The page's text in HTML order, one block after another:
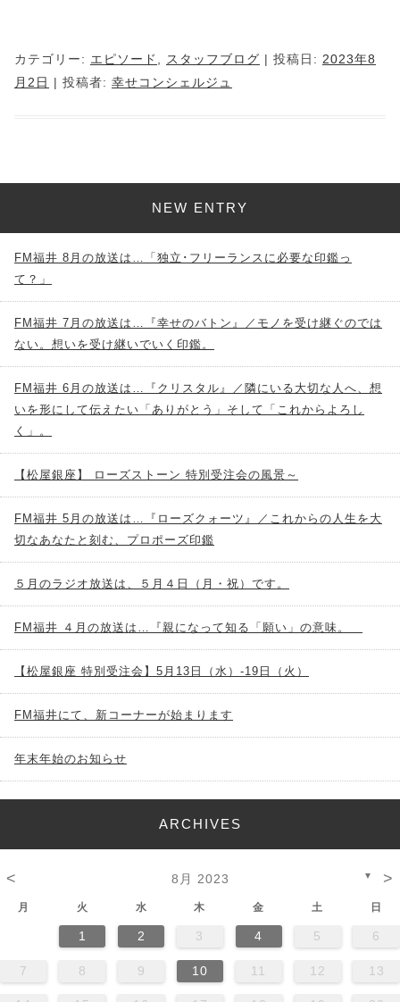
カテゴリー: エピソード スタッフブログ | 投稿日: 2023年8
月2日 | 投稿者: 幸せコンシェルジュ
NEW ENTRY
FM福井 8月の放送は…「独立･フリーランスに必要な印鑑っ
て？」
FM福井 7月の放送は…『幸せのバトン』／モノを受け継ぐのでは
ない。想いを受け継いでいく印鑑。
FM福井 6月の放送は…『クリスタル』／隣にいる大切な人へ、想
いを形にして伝えたい「ありがとう」そして「これからよろし
く」。
【松屋銀座】 ローズストーン 特別受注会の風景～
FM福井 5月の放送は…『ローズクォーツ』／これからの人生を大
切なあなたと刻む、プロポーズ印鑑
５月のラジオ放送は、５月４日（月・祝）です。
FM福井 ４月の放送は…『親になって知る「願い」の意味。
【松屋銀座 特別受注会】5月13日（水）-19日（火）
FM福井にて、新コーナーが始まります
年末年始のお知らせ
ARCHIVES
< 8月 2023 ▼ >
月 火 水 木 金 土 日
1 2 3 4 5 6
7 8 9 10 11 12 13